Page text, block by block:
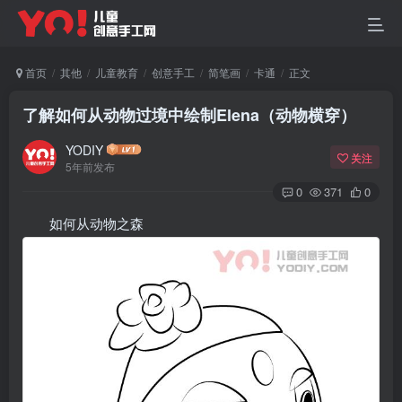
首页 其他 儿童教育 创意手工 简笔画 卡通 正文
了解如何从动物过境中绘制Elena（动物横穿）
YODIY
5年前发布
关注
0 371 0
如何从动物之森